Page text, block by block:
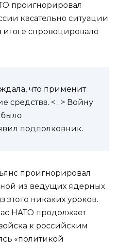
проигнорировал
касательно ситуации
итоге спровоцировало
что применит
средства. <…> Войну
подполковник.
проигнорировал
из ведущих ядерных
этого никаких уроков.
НАТО продолжает
к российским
«политикой